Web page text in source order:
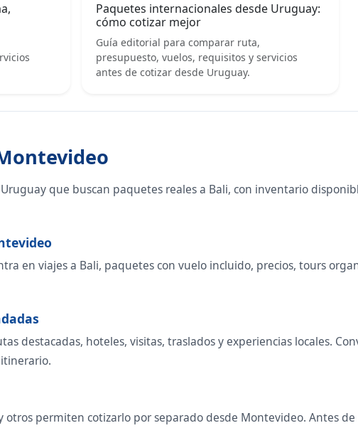
Paquetes internacionales desde Uruguay:
cómo cotizar mejor
Guía editorial para comparar ruta,
presupuesto, vuelos, requisitos y servicios
antes de cotizar desde Uruguay.
que buscan paquetes reales a Bali, con inventario
en viajes a Bali, paquetes con vuelo incluido, precios, tours
destacadas, hoteles, visitas, traslados y experiencias locales.
permiten cotizarlo por separado desde Montevideo. Antes de